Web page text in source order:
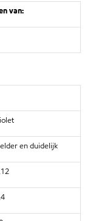
van:
en duidelijk